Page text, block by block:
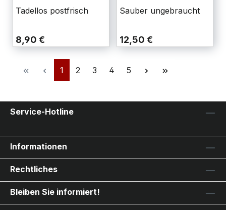
Tadellos postfrisch
8,90 €
Sauber ungebraucht
12,50 €
1 2 3 4 5
Service-Hotline
Informationen
Rechtliches
Bleiben Sie informiert!